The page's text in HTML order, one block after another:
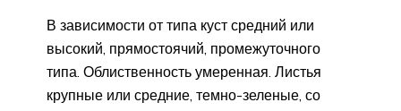
В зависимости от типа куст средний или
высокий, прямостоячий, промежуточного
типа. Облиственность умеренная. Листья
крупные или средние, темно-зеленые, со